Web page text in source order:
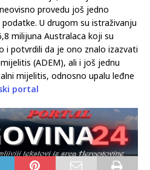
provedu još jedno
U drugom su istraživanju
milijuna Australaca koji su
i potvrdili da je ono znalo izazvati
(ADEM), ali i još jednu
mijelitis, odnosno upalu leđne
portal